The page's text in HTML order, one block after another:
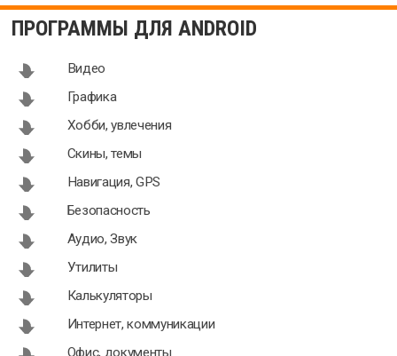
ПРОГРАММЫ ДЛЯ ANDROID
Видео
Графика
Хобби, увлечения
Скины, темы
Навигация, GPS
Безопасность
Аудио, Звук
Утилиты
Калькуляторы
Интернет, коммуникации
Офис, документы